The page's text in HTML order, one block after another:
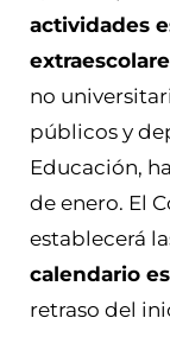
actividades
no
públicos y
Educación,
de enero. El
establecerá
calendario
retraso del